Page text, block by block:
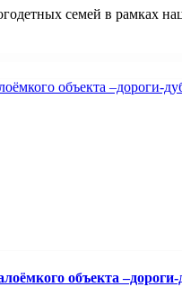
семей в рамках
объекта